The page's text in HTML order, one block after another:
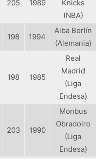
205 1989
Knicks
(NBA)
198 1994
Alba Berlín
(Alemania)
198 1985
Real
Madrid
(Liga
Endesa)
203 1990
Monbus
Obradoiro
(Liga
Endesa)